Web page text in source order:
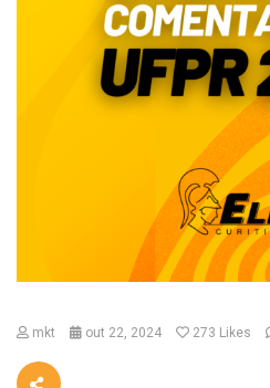
mkt out 22, 2024 273 Likes